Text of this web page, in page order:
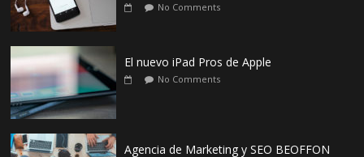
No Comments
El nuevo iPad Pros de Apple
No Comments
Agencia de Marketing y SEO BEOFFON